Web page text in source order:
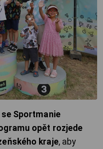
Sportmanie
opět rozjede
kraje, aby